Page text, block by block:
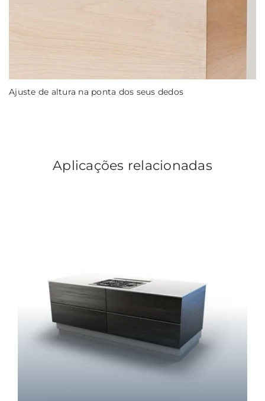
Ajuste de altura na ponta dos seus dedos
Aplicações relacionadas